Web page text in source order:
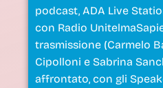
podcast, ADA Live
con Radio
trasmissione (Carmelo
Cipolloni e Sabrina
affrontato, con gli